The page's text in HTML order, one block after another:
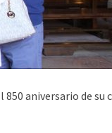
aniversario de su